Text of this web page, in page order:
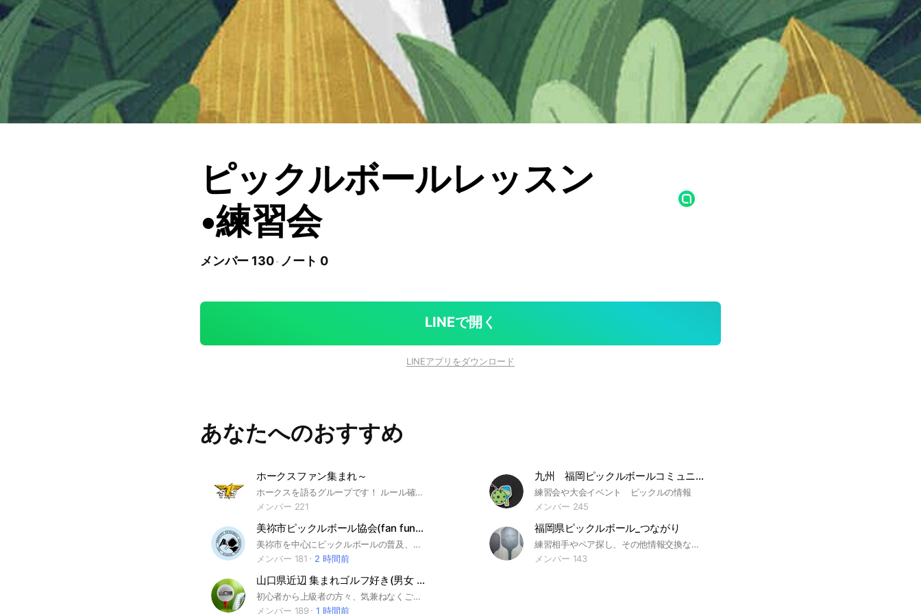
ピックルボールレッスン
•練習会
メンバー 130 ノート 0
LINEで開く
LINEアプリをダウンロード
あなたへのおすすめ
ホークスファン集まれ～
ホークスを語るグループです！ ルール確認よろしくお願いします！
メンバー 221
九州 福岡ピックルボールコミュニティ
練習会や大会イベント ピックルの情報
メンバー 245
美祢市ピックルボール協会(fan funピックルボール美祢)
美祢市を中心にピックルボールの普及、振興に努めてまいります✨ 市内外問わずお気軽に練習、体験会にご参加ください👌 ・練習日 毎週木曜日 19時〜21時 in美東小学校体育館 #ピックルボール
メンバー 181
2 時間前
福岡県ピックルボール_つながり
練習相手やペア探し、その他情報交換などコミュニティを広げるためのトークルーム メッセージに回答する場合は、できる限りスレッドをご使用下さい。 （メッセージ長押し→スレッドをタップ） ピックルボールを通じて運動を始める人を10,000人増やします！ 福岡県の運動参加率0.2%増加へ！！ #福岡 #ピックルボール #福岡県ピックルボール協会 #福岡ピックルボール
メンバー 143
山口県近辺 集まれゴルフ好き(男女 初心者から上級者まで……)
初心者から上級者の方々、気兼ねなくご参加ください😊 ゴルフのことはもちろんですが雑談も多めです！気兼ねなくトークに参加されてください！練習会やラウンド、コンペなども行っております😊 参加される方は必ず挨拶をお願いしています！その後、大事なノート確認してください！参加にあたり、皆様にノートへ自己紹介の記載をお願いしています。挨拶と自己紹介がない場合には参加の意思がないとみなし退会をお願いしていますのでご了承ください！ それと、申し訳ございませんが18歳以下の方の参加はご遠慮頂いてます🙇‍♂️
メンバー 189
1 時間前